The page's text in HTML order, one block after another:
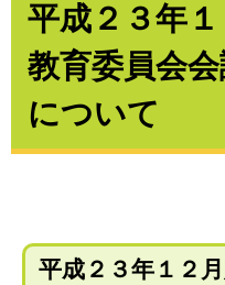
平成２３年
教育委員会
について
平成２３年１２